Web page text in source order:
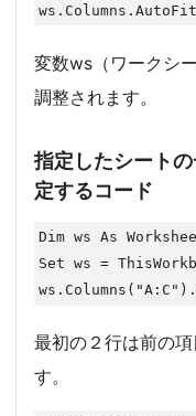
ws.Columns.AutoFit
変数ws（ワークシ
調整されます。
指定したシート
定するコード
Dim ws As
Set ws =
最初の２行は前の
す。